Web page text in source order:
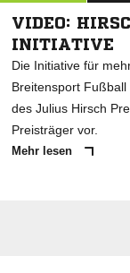
VIDEO:
INITIATIVE
Die Initiative für
Breitensport
des Julius Hirsch
Preisträger vor.
Mehr lesen